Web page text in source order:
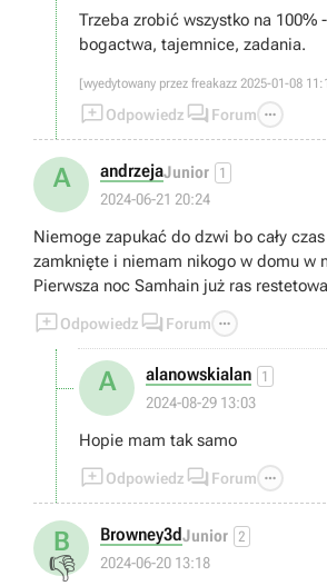
Trzeba zrobić wszystko na 100%
bogactwa, tajemnice, zadania.
[wyedytowany przez freakazz 2025-01-08
Odpowiedz  Forum 
A andrzejaJunior 1
2024-06-21 20:24
Niemoge zapukać do dzwi bo cały
zamknięte i niemam nikogo w domu w
Pierwsza noc Samhain już ras
Odpowiedz  Forum 
A alanowskialan 1
2024-08-29 13:03
Hopie mam tak samo
Odpowiedz  Forum 
B
👎
Browney3dJunior 2
2024-06-20 13:18